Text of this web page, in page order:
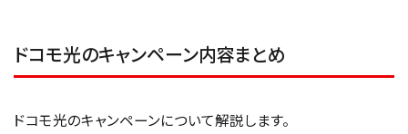
ドコモ光のキャンペーン内容まとめ
ドコモ光のキャンペーンについて解説します。